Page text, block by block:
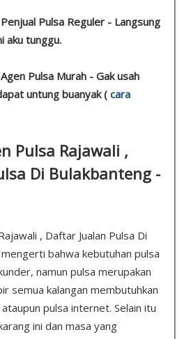
Pulsa Reguler - Langsung
aku tunggu.
Pulsa Murah - Gak usah
untung buanyak ( cara
Pulsa Rajawali ,
Di Bulakbanteng -
, Daftar Jualan Pulsa Di
bahwa kebutuhan pulsa
namun pulsa merupakan
semua kalangan membutuhkan
pulsa internet. Selain itu
ini dan masa yang